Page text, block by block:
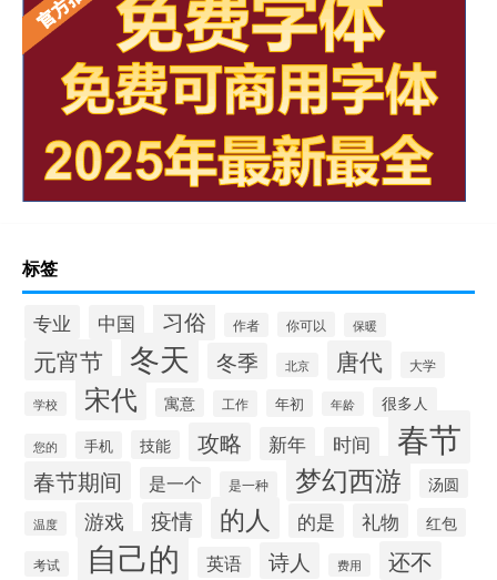
标签
专业 中国 习俗 作者 你可以 保暖
元宵节 冬天 冬季 北京 唐代 大学
学校 宋代 寓意 工作 年初 年龄 很多人
您的 手机 技能 攻略 新年 时间 春节
春节期间 是一个 是一种 梦幻西游 汤圆
温度 游戏 疫情 的人 的是 礼物 红包
考试 自己的 英语 诗人 费用 还不